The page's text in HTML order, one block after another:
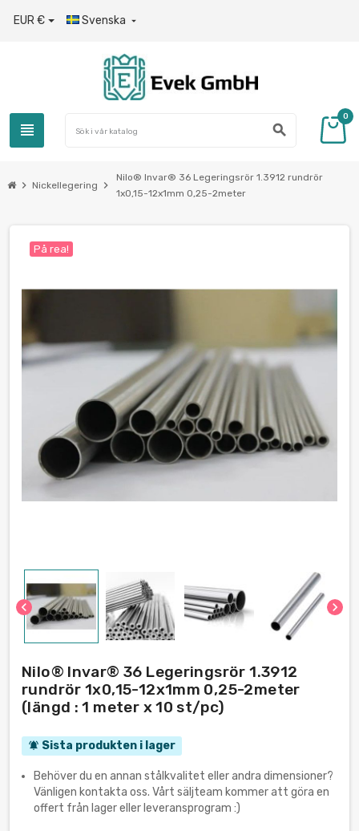
EUR € Svenska 
view_headline search
0
chevron_right Nickellegering chevron_right
Nilo® Invar® 36 Legeringsrör 1.3912 rundrör
1x0,15-12х1mm 0,25-2meter
chevron_left chevron_right
På rea!
Nilo® Invar® 36 Legeringsrör 1.3912
rundrör 1x0,15-12х1mm 0,25-2meter
(längd : 1 meter x 10 st/pc)
notifications_active Sista produkten i lager
Behöver du en annan stålkvalitet eller andra dimensioner?
Vänligen kontakta oss. Vårt säljteam kommer att göra en
offert från lager eller leveransprogram :)